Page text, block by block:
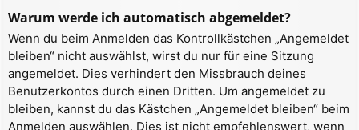
Warum werde ich automatisch abgemeldet?
Wenn du beim Anmelden das Kontrollkästchen „Angemeldet
bleiben“ nicht auswählst, wirst du nur für eine Sitzung
angemeldet. Dies verhindert den Missbrauch deines
Benutzerkontos durch einen Dritten. Um angemeldet zu
bleiben, kannst du das Kästchen „Angemeldet bleiben“ beim
Anmelden auswählen. Dies ist nicht empfehlenswert, wenn